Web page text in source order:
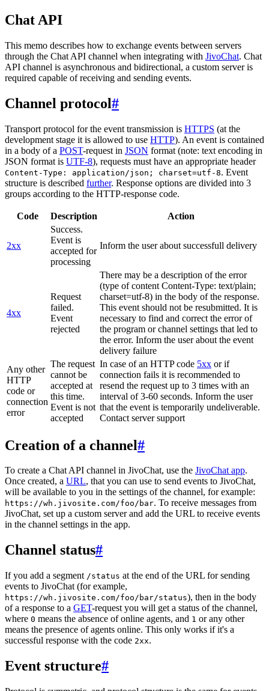
Chat API
This memo describes how to exchange events between servers
through the Chat API channel when integrating with JivoChat. Chat
API channel is asynchronous and bidirectional, a custom server is
required capable of receiving and sending events.
Channel protocol#
Transport protocol for the event transmission is HTTPS (at the
development stage it is allowed to use HTTP). An event is contained
in a body of a POST-request in JSON format (note: text encoding in
JSON format is UTF-8), requests must have an appropriate header
Content-Type: application/json; charset=utf-8. Event
structure is described further. Response options are divided into 3
groups according to the HTTP-response code.
Code Description Action
2xx
Success.
Event is
accepted for
processing
Inform the user about successfull delivery
4xx
Request
failed.
Event
rejected
There may be a description of the error
(type of content Content-Type: text/plain;
charset=utf-8) in the body of the response.
This event should not be resubmitted. It is
necessary to find and correct the error of
the program or channel settings that led to
the error. Inform the user about the event
delivery failure
Any other
HTTP
code or
connection
error
The request
cannot be
accepted at
this time.
Event is not
accepted
In case of an HTTP code 5xx or if
connection fails it is recommended to
resend the request up to 3 times with an
interval of 3-60 seconds. Inform the user
that the event is temporarily undeliverable.
Contact server support
Creation of a channel#
To create a Chat API channel in JivoChat, use the JivoChat app.
Once created, a URL, that you can use to send events to JivoChat,
will be available to you in the settings of the channel, for example:
https://wh.jivosite.com/foo/bar. To receive messages from
JivoChat, set up a custom server and add the URL to receive events
in the channel settings in the app.
Channel status#
If you add a segment /status at the end of the URL for sending
events to JivoChat (for example,
https://wh.jivosite.com/foo/bar/status), then in the body
of a response to a GET-request you will get a status of the channel,
where 0 means the absence of online agents, and 1 or any other
means the presence of agents online. This only works if it's a
successful response with the code 2xx.
Event structure#